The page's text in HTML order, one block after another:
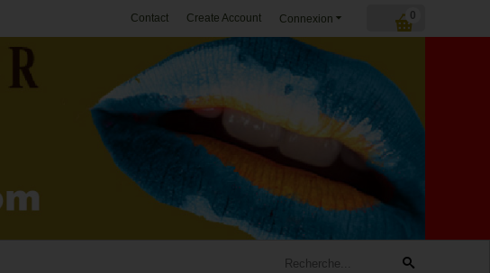
0
Connexion
Contact Create Account